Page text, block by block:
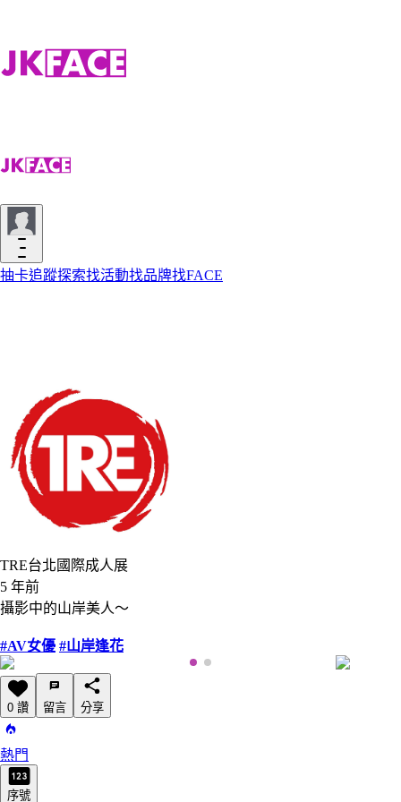
抽卡追蹤探索找活動找品牌找FACE
TRE台北國際成人展
5 年前
攝影中的山岸美人～
#AV女優 #山岸逢花
0 讚 留言 分享
熱門
序號